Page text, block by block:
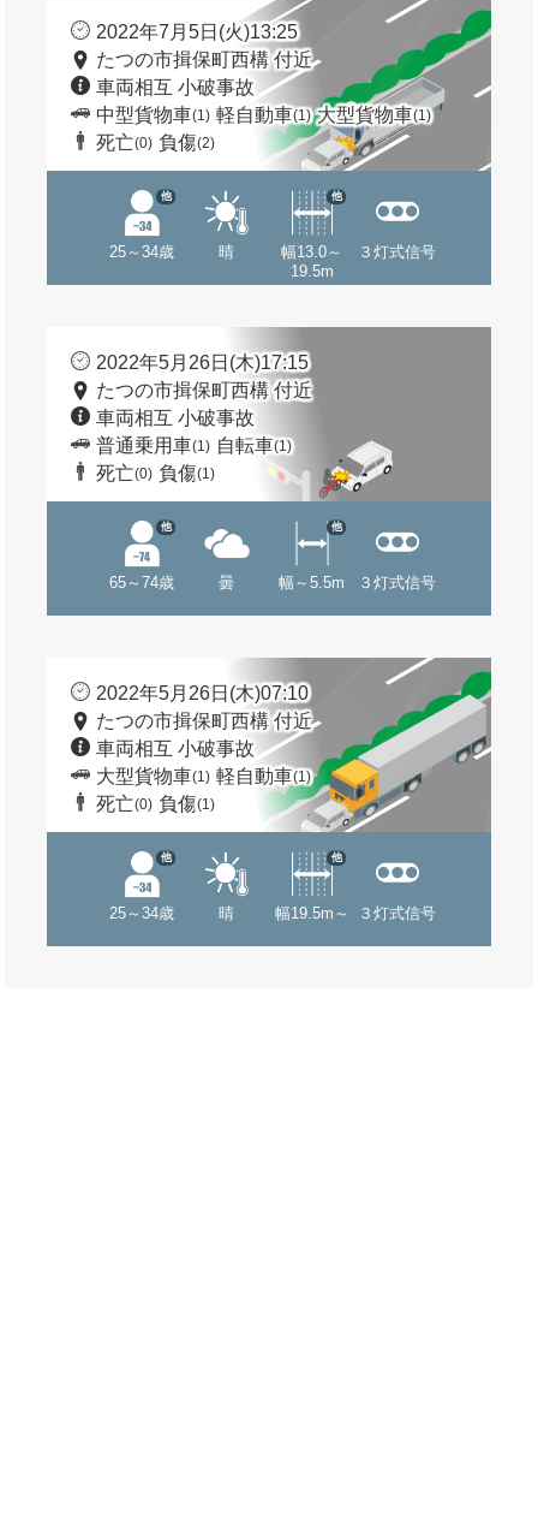
2022年7月5日(火)13:25
たつの市揖保町西構 付近
車両相互 小破事故
中型貨物車(1) 軽自動車(1) 大型貨物車(1)
死亡(0) 負傷(2)
25～34歳
他
晴
幅13.0～
19.5m
他
３灯式信号
2022年5月26日(木)17:15
たつの市揖保町西構 付近
車両相互 小破事故
普通乗用車(1) 自転車(1)
死亡(0) 負傷(1)
65～74歳
他
曇 幅～5.5m
他
３灯式信号
2022年5月26日(木)07:10
たつの市揖保町西構 付近
車両相互 小破事故
大型貨物車(1) 軽自動車(1)
死亡(0) 負傷(1)
25～34歳
他
晴 幅19.5m～
他
３灯式信号